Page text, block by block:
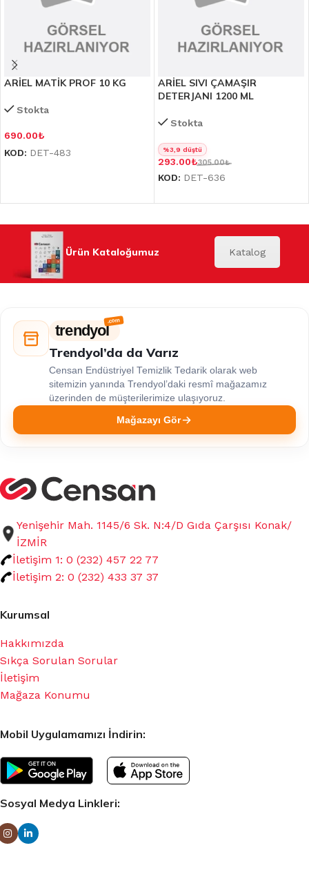
ARİEL MATİK PROF 10 KG
Stokta
690.00₺
KOD: DET-483
ARİEL SIVI ÇAMAŞIR
DETERJANI 1200 ML
Stokta
%3,9 düştü
293.00₺305.00₺
KOD: DET-636
Ürün Kataloğumuz Katalog
trendyol
Trendyol’da da Varız
Censan Endüstriyel Temizlik Tedarik olarak web
sitemizin yanında Trendyol’daki resmî mağazamız
üzerinden de müşterilerimize ulaşıyoruz.
Mağazayı Gör
Yenişehir Mah. 1145/6 Sk. N:4/D Gıda Çarşısı Konak/
İZMİR
İletişim 1: 0 (232) 457 22 77
İletişim 2: 0 (232) 433 37 37
Kurumsal
Hakkımızda
Sıkça Sorulan Sorular
İletişim
Mağaza Konumu
Mobil Uygulamamızı İndirin:
Sosyal Medya Linkleri: